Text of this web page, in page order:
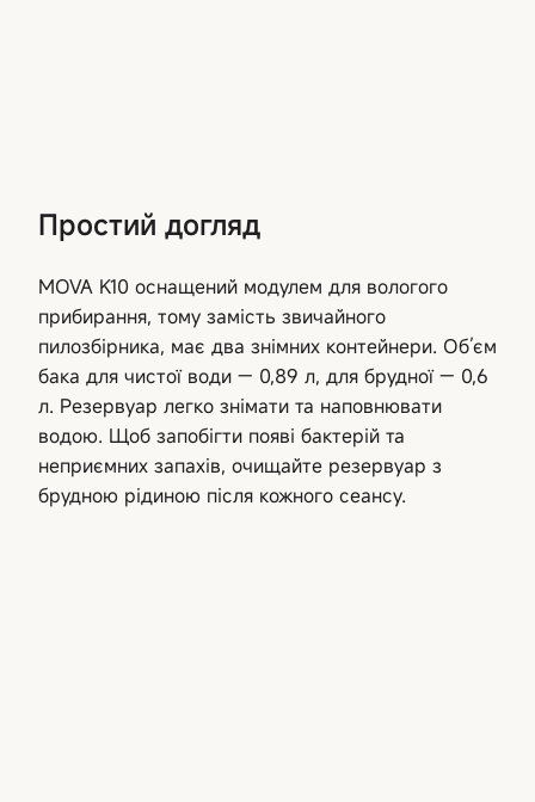
Простий догляд
MOVA K10 оснащений модулем для вологого
прибирання, тому замість звичайного
пилозбірника, має два знімних контейнери. Об’єм
бака для чистої води — 0,89 л, для брудної — 0,6
л. Резервуар легко знімати та наповнювати
водою. Щоб запобігти появі бактерій та
неприємних запахів, очищайте резервуар з
брудною рідиною після кожного сеансу.